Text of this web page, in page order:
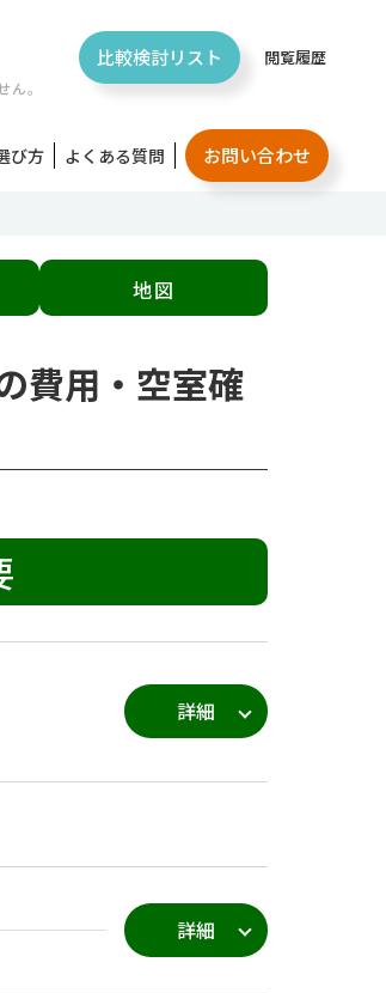
。
比較検討リスト 閲覧履歴
び方 よくある質問 お問い合わせ
地図
費用・空室確
詳細
詳細